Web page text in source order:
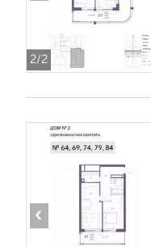
2/2
‹